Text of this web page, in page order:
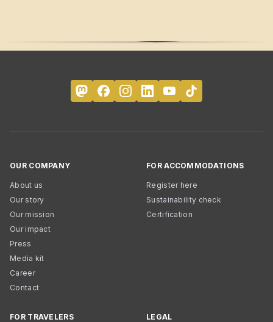
OUR COMPANY
About us
Our story
Our mission
Our impact
Press
Media kit
Career
Contact
FOR ACCOMMODATIONS
Register here
Sustainability check
Certification
FOR TRAVELERS LEGAL